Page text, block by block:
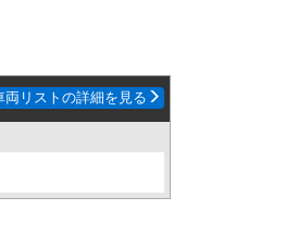
両リストの詳細を見る